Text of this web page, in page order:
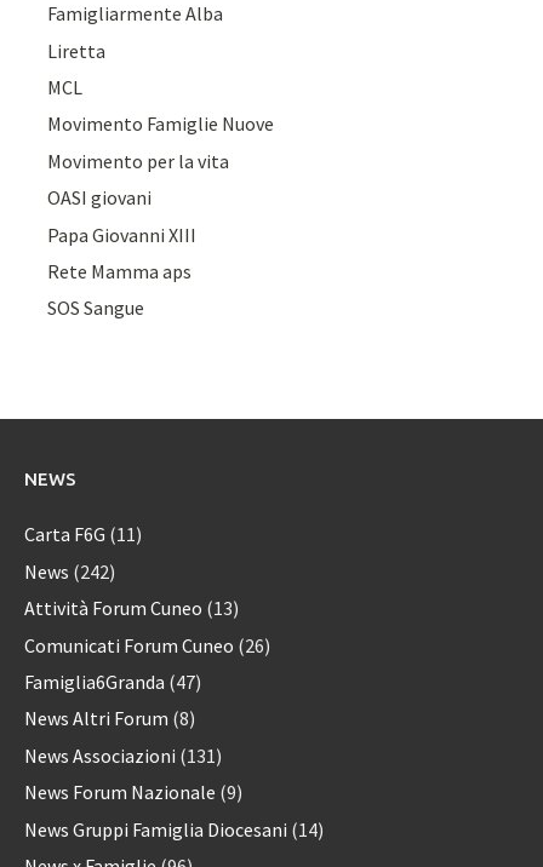
Famigliarmente Alba
Liretta
MCL
Movimento Famiglie Nuove
Movimento per la vita
OASI giovani
Papa Giovanni XIII
Rete Mamma aps
SOS Sangue
NEWS
Carta F6G (11)
News (242)
Attività Forum Cuneo (13)
Comunicati Forum Cuneo (26)
Famiglia6Granda (47)
News Altri Forum (8)
News Associazioni (131)
News Forum Nazionale (9)
News Gruppi Famiglia Diocesani (14)